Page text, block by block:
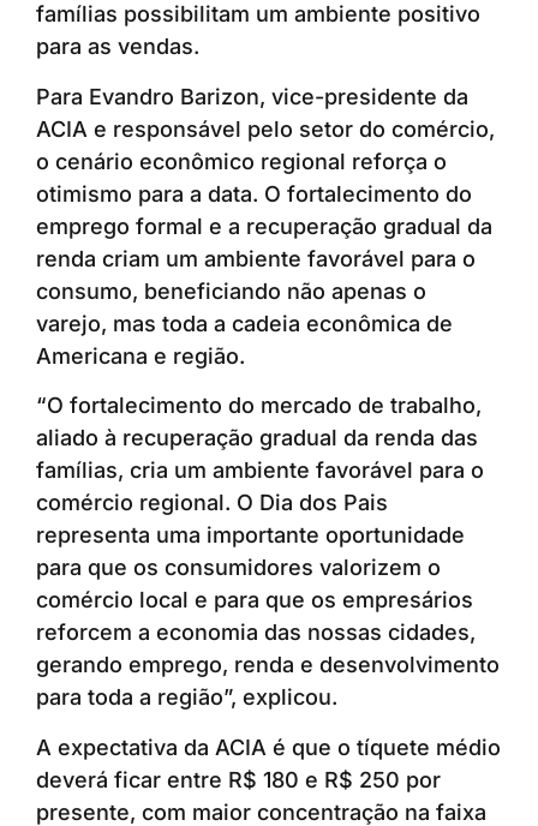
famílias possibilitam um ambiente positivo
para as vendas.
Para Evandro Barizon, vice-presidente da
ACIA e responsável pelo setor do comércio,
o cenário econômico regional reforça o
otimismo para a data. O fortalecimento do
emprego formal e a recuperação gradual da
renda criam um ambiente favorável para o
consumo, beneficiando não apenas o
varejo, mas toda a cadeia econômica de
Americana e região.
“O fortalecimento do mercado de trabalho,
aliado à recuperação gradual da renda das
famílias, cria um ambiente favorável para o
comércio regional. O Dia dos Pais
representa uma importante oportunidade
para que os consumidores valorizem o
comércio local e para que os empresários
reforcem a economia das nossas cidades,
gerando emprego, renda e desenvolvimento
para toda a região”, explicou.
A expectativa da ACIA é que o tíquete médio
deverá ficar entre R$ 180 e R$ 250 por
presente, com maior concentração na faixa